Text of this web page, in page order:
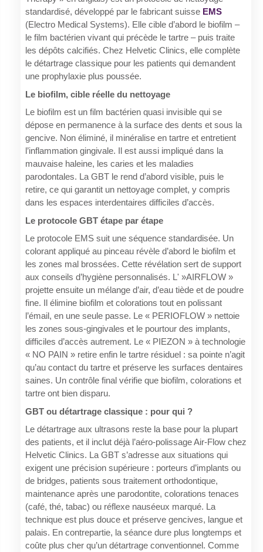
standardisé, développé par le fabricant suisse EMS
(Electro Medical Systems). Elle cible d’abord le biofilm –
le film bactérien vivant qui précède le tartre – puis traite
les dépôts calcifiés. Chez Helvetic Clinics, elle complète
le détartrage classique pour les patients qui demandent
une prophylaxie plus poussée.
Le biofilm, cible réelle du nettoyage
Le biofilm est un film bactérien quasi invisible qui se
dépose en permanence à la surface des dents et sous la
gencive. Non éliminé, il minéralise en tartre et entretient
l’inflammation gingivale. Il est aussi impliqué dans la
mauvaise haleine, les caries et les maladies
parodontales. La GBT le rend d’abord visible, puis le
retire, ce qui garantit un nettoyage complet, y compris
dans les espaces interdentaires difficiles d’accès.
Le protocole GBT étape par étape
Le protocole EMS suit une séquence standardisée. Un
colorant appliqué au pinceau révèle d’abord le biofilm et
les zones mal brossées. Cette révélation sert de support
aux conseils d’hygiène personnalisés. L' »AIRFLOW »
projette ensuite un mélange d’air, d’eau tiède et de poudre
fine. Il élimine biofilm et colorations tout en polissant
l’émail, en une seule passe. Le « PERIOFLOW » nettoie
les zones sous-gingivales et le pourtour des implants,
difficiles d’accès autrement. Le « PIEZON » à technologie
« NO PAIN » retire enfin le tartre résiduel : sa pointe n’agit
qu’au contact du tartre et préserve les surfaces dentaires
saines. Un contrôle final vérifie que biofilm, colorations et
tartre ont bien disparu.
GBT ou détartrage classique : pour qui ?
Le détartrage aux ultrasons reste la base pour la plupart
des patients, et il inclut déjà l’aéro-polissage Air-Flow chez
Helvetic Clinics. La GBT s’adresse aux situations qui
exigent une précision supérieure : porteurs d’implants ou
de bridges, patients sous traitement orthodontique,
maintenance après une parodontite, colorations tenaces
(café, thé, tabac) ou réflexe nauséeux marqué. La
technique est plus douce et préserve gencives, langue et
palais. En contrepartie, la séance dure plus longtemps et
coûte plus cher qu’un détartrage conventionnel. Comme